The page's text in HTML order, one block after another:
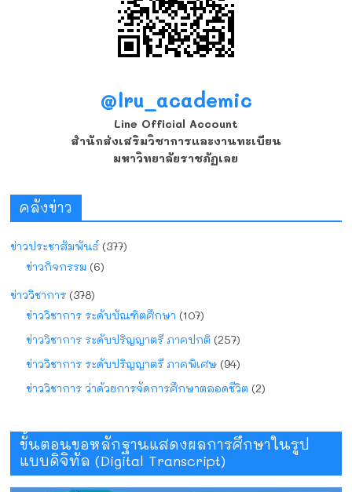
@lru_academic
Line Official Account
สำนักส่งเสริมวิชาการและงานทะเบียน
มหาวิทยาลัยราชภัฏเลย
คลังข่าว
ข่าวประชาสัมพันธ์ (377)
ข่าวกิจกรรม (6)
ข่าววิชาการ (378)
ข่าววิชาการ ระดับบัณฑิตศึกษา (107)
ข่าววิชาการ ระดับปริญญาตรี ภาคปกติ (257)
ข่าววิชาการ ระดับปริญญาตรี ภาคพิเศษ (94)
ข่าววิชาการ ว่าด้วยการจัดการศึกษาตลอดชีวิต (2)
ขั้นตอนขอหลักฐานแสดงผลการศึกษาในรูป
แบบดิจิทัล (Digital Transcript)